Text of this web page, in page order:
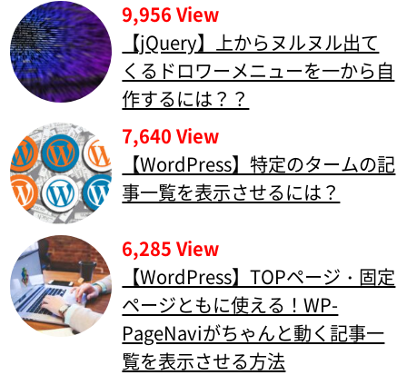
9,956 View
【jQuery】上からヌルヌル出て
くるドロワーメニューを一から自
作するには？？
7,640 View
【WordPress】特定のタームの記
事一覧を表示させるには？
6,285 View
【WordPress】TOPページ・固定
ページともに使える！WP-
PageNaviがちゃんと動く記事一
覧を表示させる方法